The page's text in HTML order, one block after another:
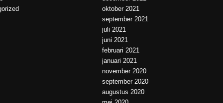
oktober 2021
september 2021
juli 2021
juni 2021
februari 2021
januari 2021
november 2020
september 2020
augustus 2020